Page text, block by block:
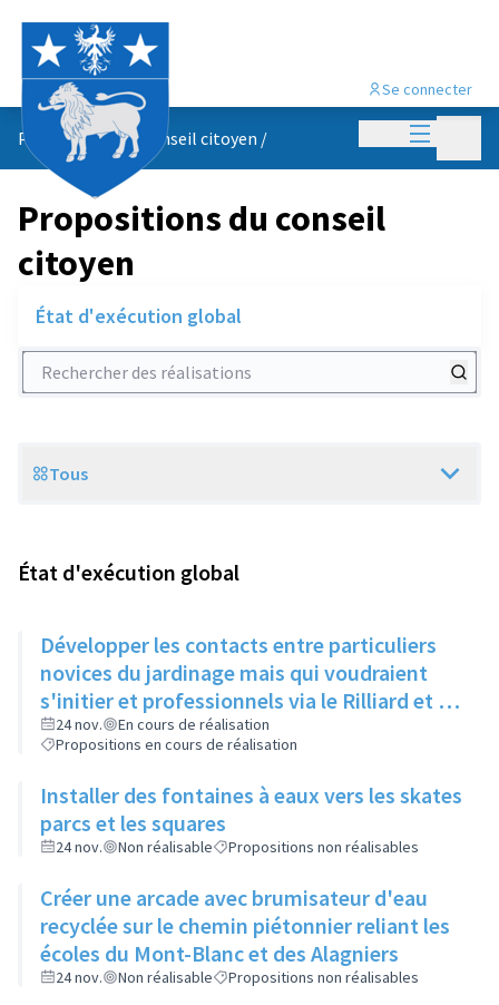
Menu
Se connecter
Propositions du conseil citoyen /
Propositions du conseil
citoyen
État d'exécution global
Rechercher des réalisations
Scope
Tous
État d'exécution global
Développer les contacts entre particuliers
novices du jardinage mais qui voudraient
s'initier et professionnels via le Rilliard et la
Maison de la Vie Locale
24 nov.
En cours de réalisation
Propositions en cours de réalisation
Installer des fontaines à eaux vers les skates
parcs et les squares
24 nov. Non réalisable Propositions non réalisables
Créer une arcade avec brumisateur d'eau
recyclée sur le chemin piétonnier reliant les
écoles du Mont-Blanc et des Alagniers
24 nov. Non réalisable Propositions non réalisables